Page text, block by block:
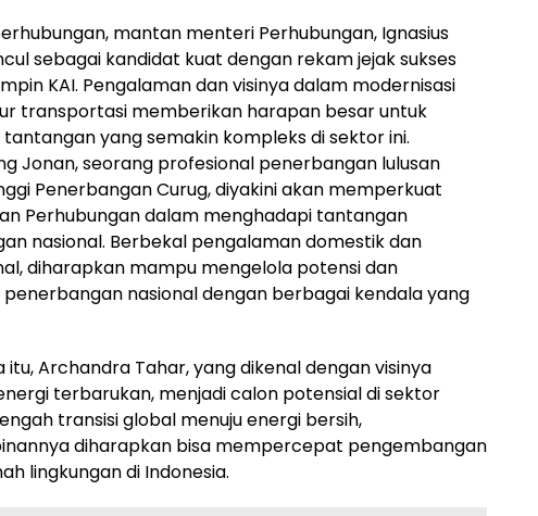
mantan menteri Perhubungan, Ignasius
sebagai kandidat kuat dengan rekam jejak sukses
KAI. Pengalaman dan visinya dalam modernisasi
transportasi memberikan harapan besar untuk
yang semakin kompleks di sektor ini.
Jonan, seorang profesional penerbangan lulusan
Penerbangan Curug, diyakini akan memperkuat
Perhubungan dalam menghadapi tantangan
nasional. Berbekal pengalaman domestik dan
diharapkan mampu mengelola potensi dan
nasional dengan berbagai kendala yang
itu, Archandra Tahar, yang dikenal dengan visinya
terbarukan, menjadi calon potensial di sektor
transisi global menuju energi bersih,
diharapkan bisa mempercepat pengembangan
lingkungan di Indonesia.